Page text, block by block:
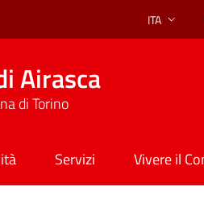
Lingua attiva:
ITA
Airasca
di Torino
Servizi Vivere il